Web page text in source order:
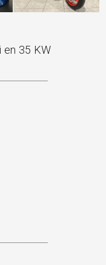
en 35 KW